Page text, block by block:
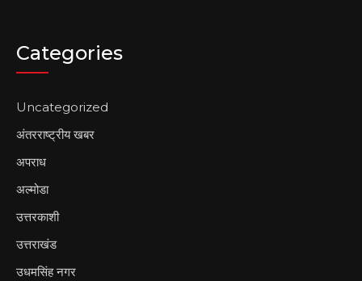
Categories
Uncategorized
अंतरराष्ट्रीय खबर
अपराध
अल्मोडा
उत्तरकाशी
उत्तराखंड
उधमसिंह नगर